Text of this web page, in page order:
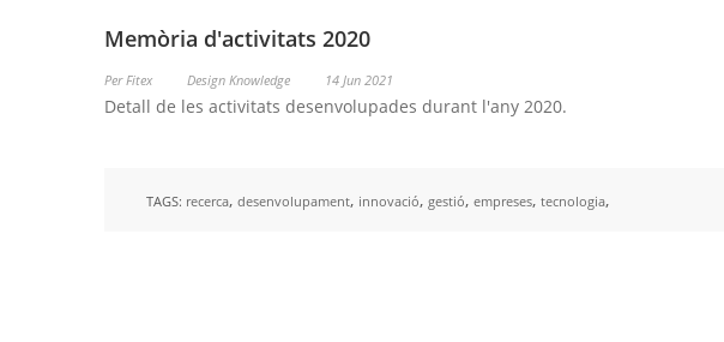
Memòria d'activitats 2020
Per Fitex Design Knowledge 14 Jun 2021
Detall de les activitats desenvolupades durant l'any 2020.
TAGS: recerca, desenvolupament, innovació, gestió, empreses, tecnologia,